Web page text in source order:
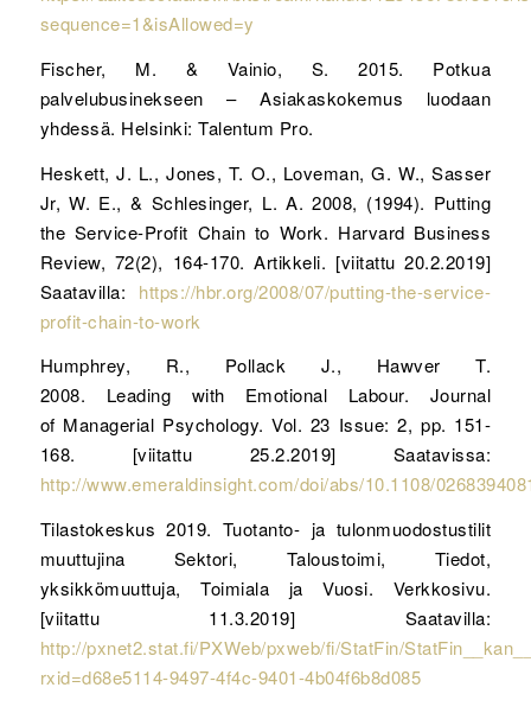
sequence=1&isAllowed=y
Fischer, M. & Vainio, S. 2015. Potkua
palvelubusinekseen – Asiakaskokemus luodaan
yhdessä. Helsinki: Talentum Pro.
Heskett, J. L., Jones, T. O., Loveman, G. W., Sasser
Jr, W. E., & Schlesinger, L. A. 2008, (1994). Putting
the Service-Profit Chain to Work. Harvard Business
Review, 72(2), 164-170. Artikkeli. [viitattu 20.2.2019]
Saatavilla: https://hbr.org/2008/07/putting-the-service-
profit-chain-to-work
Humphrey, R., Pollack J., Hawver T.
2008. Leading with Emotional Labour. Journal
of Managerial Psychology. Vol. 23 Issue: 2, pp. 151-
168. [viitattu 25.2.2019] Saatavissa:
http://www.emeraldinsight.com/doi/abs/10.1108/
Tilastokeskus 2019. Tuotanto- ja tulonmuodostustilit
muuttujina Sektori, Taloustoimi, Tiedot,
yksikkömuuttuja, Toimiala ja Vuosi. Verkkosivu.
[viitattu 11.3.2019] Saatavilla:
http://pxnet2.stat.fi/PXWeb/pxweb/fi/StatFin/
rxid=d68e5114-9497-4f4c-9401-4b04f6b8d085